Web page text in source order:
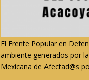
El Frente Popular en
ambiente generados por
Mexicana de Afectad@s